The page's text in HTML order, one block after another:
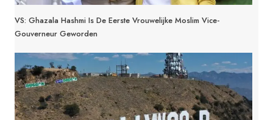
VS: Ghazala Hashmi Is De Eerste Vrouwelijke Moslim Vice-
Gouverneur Geworden